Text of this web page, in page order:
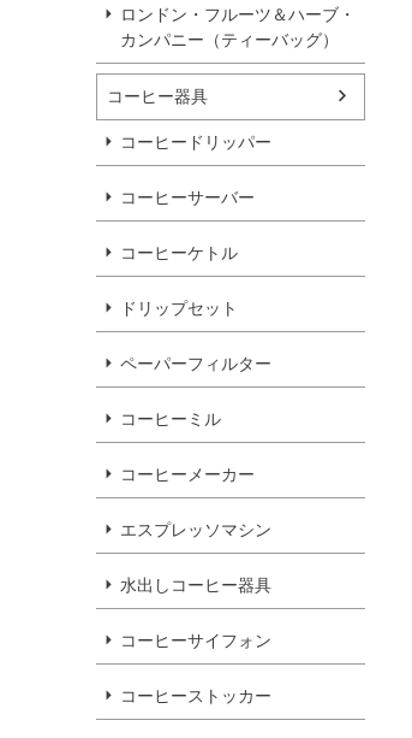
ロンドン・フルーツ＆ハーブ・
カンパニー（ティーバッグ）
コーヒー器具
コーヒードリッパー
コーヒーサーバー
コーヒーケトル
ドリップセット
ペーパーフィルター
コーヒーミル
コーヒーメーカー
エスプレッソマシン
水出しコーヒー器具
コーヒーサイフォン
コーヒーストッカー